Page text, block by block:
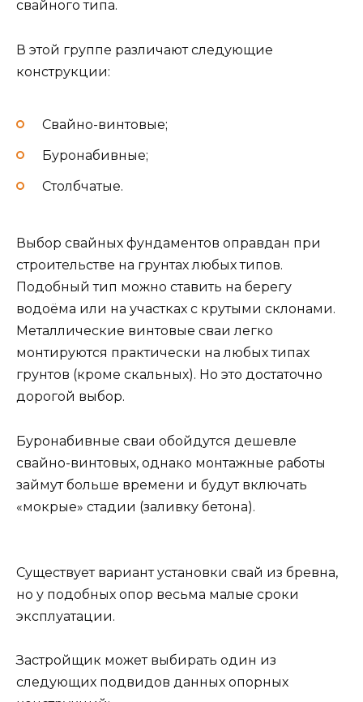
свайного типа.
В этой группе различают следующие
конструкции:
Свайно-винтовые;
Буронабивные;
Столбчатые.
Выбор свайных фундаментов оправдан при
строительстве на грунтах любых типов.
Подобный тип можно ставить на берегу
водоёма или на участках с крутыми склонами.
Металлические винтовые сваи легко
монтируются практически на любых типах
грунтов (кроме скальных). Но это достаточно
дорогой выбор.
Буронабивные сваи обойдутся дешевле
свайно-винтовых, однако монтажные работы
займут больше времени и будут включать
«мокрые» стадии (заливку бетона).
Существует вариант установки свай из бревна,
но у подобных опор весьма малые сроки
эксплуатации.
Застройщик может выбирать один из
следующих подвидов данных опорных